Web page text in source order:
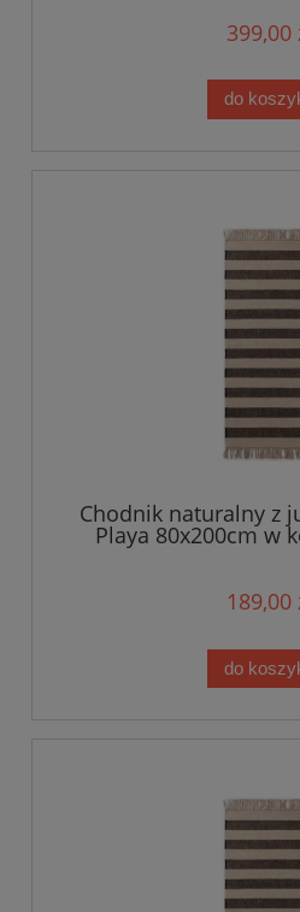
399,00
do
Chodnik naturalny z
Playa 80x200cm w
czarnym z frędzlami,
189,00
do